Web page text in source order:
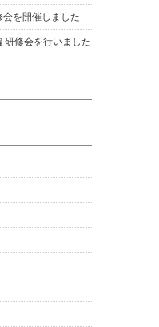
を開催しました
研修会を行いました